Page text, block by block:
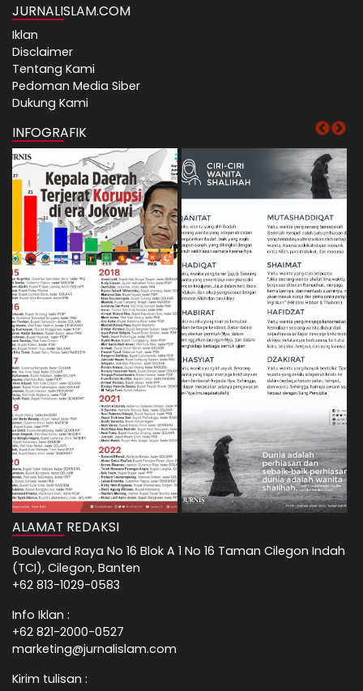
JURNALISLAM.COM
Iklan
Disclaimer
Tentang Kami
Pedoman Media Siber
Dukung Kami
INFOGRAFIK
ALAMAT REDAKSI
Boulevard Raya No 16 Blok A 1 No 16 Taman Cilegon Indah
(TCI), Cilegon, Banten
+62 813-1029-0583
Info Iklan :
+62 821-2000-0527
marketing@jurnalislam.com
Kirim tulisan :